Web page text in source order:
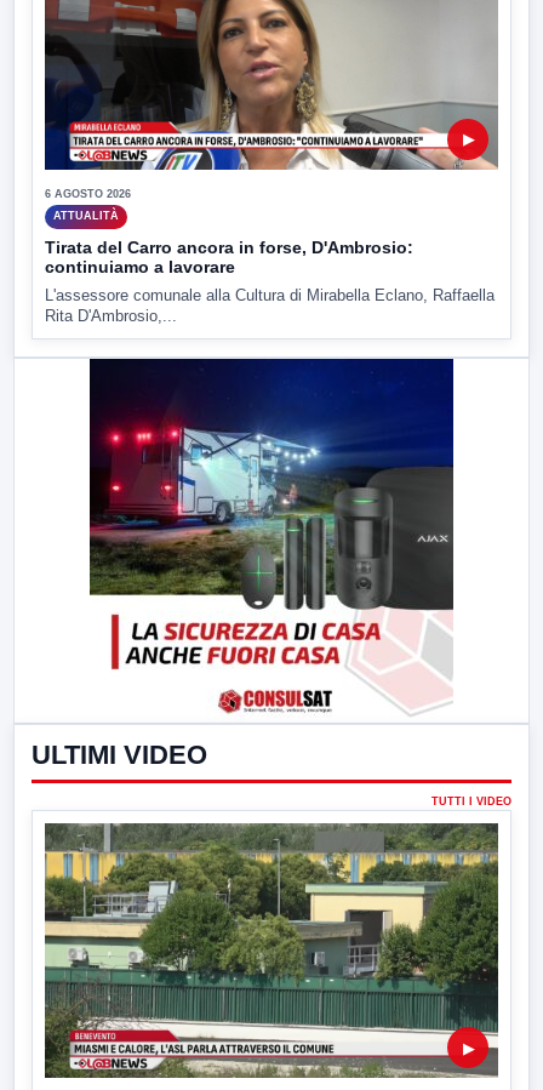
▶
6 AGOSTO 2026
ATTUALITÀ
Tirata del Carro ancora in forse, D'Ambrosio:
continuiamo a lavorare
L'assessore comunale alla Cultura di Mirabella Eclano, Raffaella
Rita D'Ambrosio,...
ULTIMI VIDEO
TUTTI I VIDEO
▶